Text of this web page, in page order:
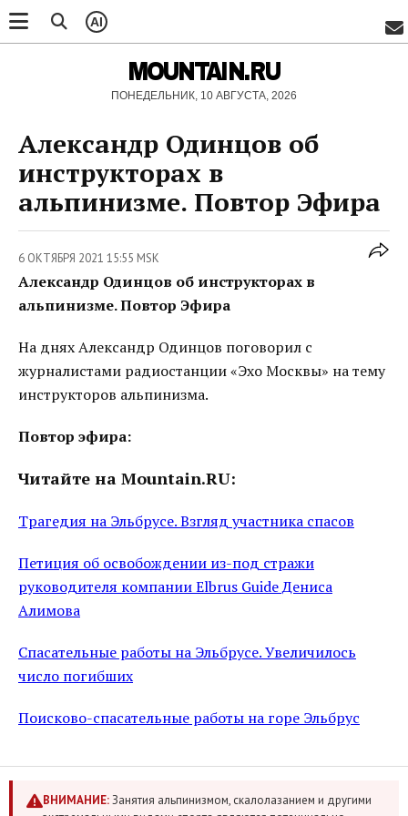
AI
MOUNTAIN.RU
ПОНЕДЕЛЬНИК, 10 АВГУСТА, 2026
Александр Одинцов об
инструкторах в
альпинизме. Повтор Эфира
6 ОКТЯБРЯ 2021 15:55 MSK
Александр Одинцов об инструкторах в
альпинизме. Повтор Эфира
На днях Александр Одинцов поговорил с
журналистами радиостанции «Эхо Москвы» на тему
инструкторов альпинизма.
Повтор эфира:
Читайте на Mountain.RU:
Трагедия на Эльбрусе. Взгляд участника спасов
Петиция об освобождении из-под стражи
руководителя компании Elbrus Guide Дениса
Алимова
Спасательные работы на Эльбрусе. Увеличилось
число погибших
Поисково-спасательные работы на горе Эльбрус
ВНИМАНИЕ:Занятия альпинизмом, скалолазанием и другими